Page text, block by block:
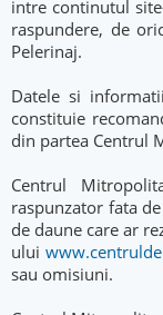
intre continutul
raspundere, de
Pelerinaj.
Datele si
constituie
din partea Centrul
Centrul
raspunzator fata
de daune care ar
ului
sau omisiuni.